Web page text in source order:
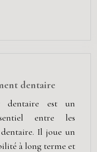
dentaire
dentaire est un
entre les
Il joue un
à long terme et